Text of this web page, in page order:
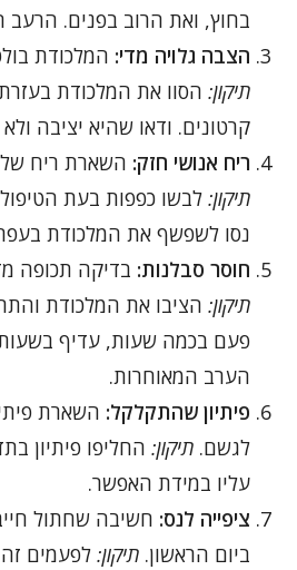
בחוץ, ואת הרוב בפנים. הרעב
הצבה גלויה מדי: המלכודת
תיקון: הסוו את המלכודת
קרטונים. ודאו שהיא יציבה
ריח אנושי חזק: השארת ריח
תיקון: לבשו כפפות בעת הטיפול
נסו לשפשף את המלכודת
חוסר סבלנות: בדיקה תכופה
תיקון: הציבו את המלכודת
פעם בכמה שעות, עדיף
הערב המאוחרות.
פיתיון שהתקלקל: השארת
לגשם.תיקון: החליפו פיתיון
עליו במידת האפשר.
ציפייה לנס: חשיבה שחתול
ביום הראשון.תיקון: לפעמים